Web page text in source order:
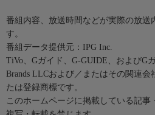
番組内容、放送時間などが実際の放送
す。
番組データ提供元：IPG Inc.
TiVo、Gガイド、G-GUIDE、およびG
Brands LLCおよび／またはその関連会
たは登録商標です。
このホームページに掲載している記